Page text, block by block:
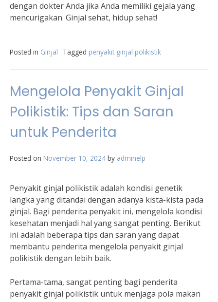
dengan dokter Anda jika Anda memiliki gejala yang
mencurigakan. Ginjal sehat, hidup sehat!
Posted in Ginjal Tagged penyakit ginjal polikistik
Mengelola Penyakit Ginjal
Polikistik: Tips dan Saran
untuk Penderita
Posted on November 10, 2024 by adminelp
Penyakit ginjal polikistik adalah kondisi genetik
langka yang ditandai dengan adanya kista-kista pada
ginjal. Bagi penderita penyakit ini, mengelola kondisi
kesehatan menjadi hal yang sangat penting. Berikut
ini adalah beberapa tips dan saran yang dapat
membantu penderita mengelola penyakit ginjal
polikistik dengan lebih baik.
Pertama-tama, sangat penting bagi penderita
penyakit ginjal polikistik untuk menjaga pola makan